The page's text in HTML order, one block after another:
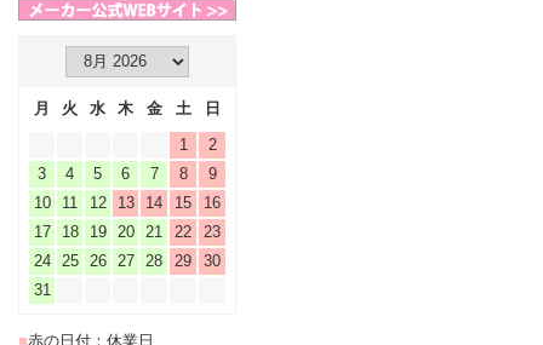
月 火 水 木 金 土
日
1
2
3
4 5 6 7 8
9
10
11 12 13 14 15
16
17
18 19 20 21 22
23
24
25 26 27 28 29
30
31
■赤の日付：休業日